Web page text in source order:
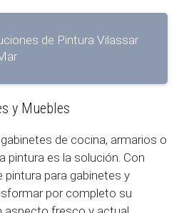
de Pintura Vilassar
y Muebles
de cocina, armarios o
pintura es la solución. Con
para gabinetes y
por completo su